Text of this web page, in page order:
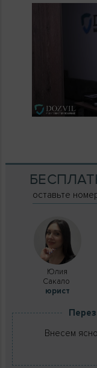
оставьте
Юлия
Сакало
юрист
Внесем